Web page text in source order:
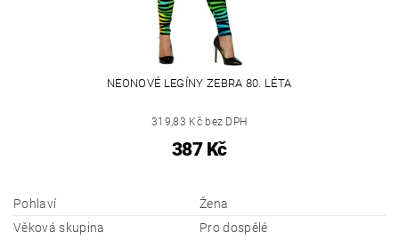
NEONOVÉ LEGÍNY ZEBRA 80. LÉTA
319,83 Kč bez DPH
387 Kč
Pohlaví
Žena
Věková skupina
Pro dospělé